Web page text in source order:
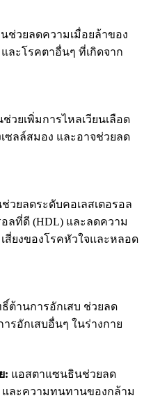
ช่วยลดความเมื่อยล้าของ
ละโรคตาอื่นๆ ที่เกิดจาก
วยเพิ่มการไหลเวียนเลือด
ซลล์สมอง และอาจช่วยลด
วยลดระดับคอเลสเตอรอล
ลที่ดี (HDL) และลดความ
ยงของโรคหัวใจและหลอด
ต้านการอักเสบ ช่วยลด
รอักเสบอื่นๆ ในร่างกาย
: แอสตาแซนธินช่วยลด
และความทนทานของกล้าม